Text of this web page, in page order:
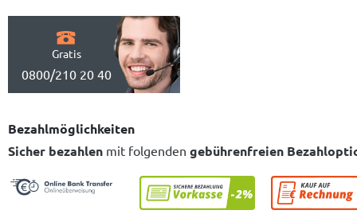
Gratis
0800/210 20 40
Bezahlmöglichkeiten
Sicher bezahlen mit folgenden gebührenfreien